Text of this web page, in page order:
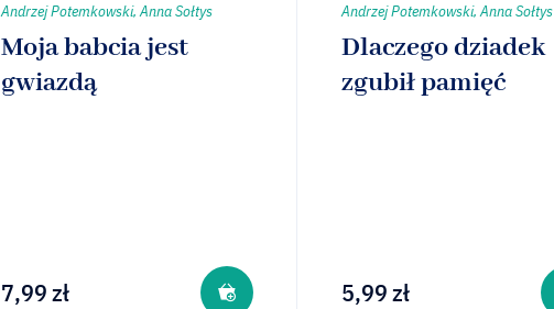
Andrzej Potemkowski, Anna Sołtys
Moja babcia jest
gwiazdą
7,99zł
Andrzej Potemkowski, Anna Sołtys
Dlaczego dziadek
zgubił pamięć
5,99zł